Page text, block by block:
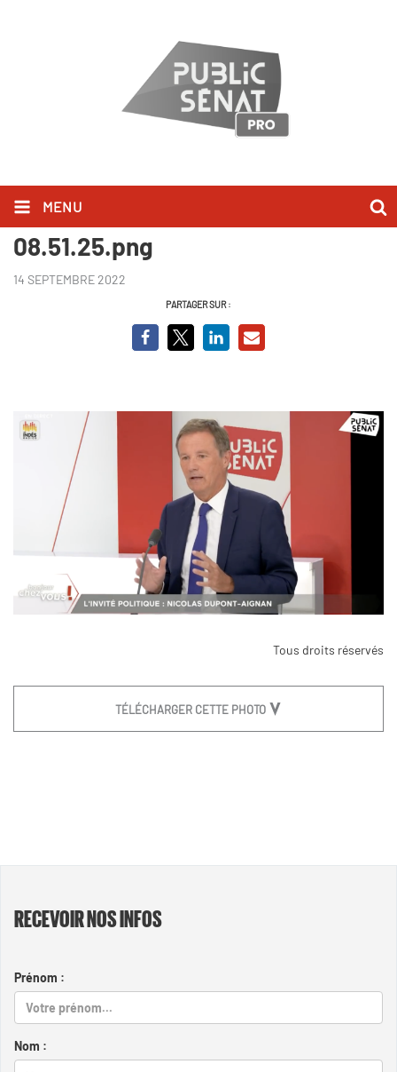
MENU
Capture d’écran 2022-09-14 à
08.51.25.png
14 SEPTEMBRE 2022
PARTAGER SUR :
Tous droits réservés
TÉLÉCHARGER CETTE PHOTO
RECEVOIR NOS INFOS
Prénom :
Nom :